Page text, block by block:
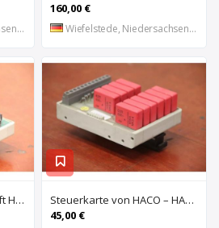
DE
160,00 €
Wiefelstede, Niedersachsen, DE
Steuerkarte von Robosoft HACO – HACC 013 PPES 30135
Steuerkarte von HACO – HACE 032 PPES 30135
45,00 €